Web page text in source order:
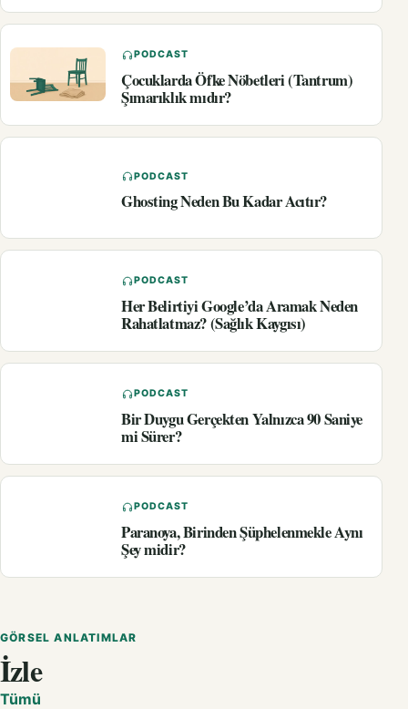
PODCAST
Çocuklarda Öfke Nöbetleri (Tantrum)
Şımarıklık mıdır?
PODCAST
Ghosting Neden Bu Kadar Acıtır?
PODCAST
Her Belirtiyi Google’da Aramak Neden
Rahatlatmaz? (Sağlık Kaygısı)
PODCAST
Bir Duygu Gerçekten Yalnızca 90 Saniye
mi Sürer?
PODCAST
Paranoya, Birinden Şüphelenmekle Aynı
Şey midir?
GÖRSEL ANLATIMLAR
İzle
Tümü